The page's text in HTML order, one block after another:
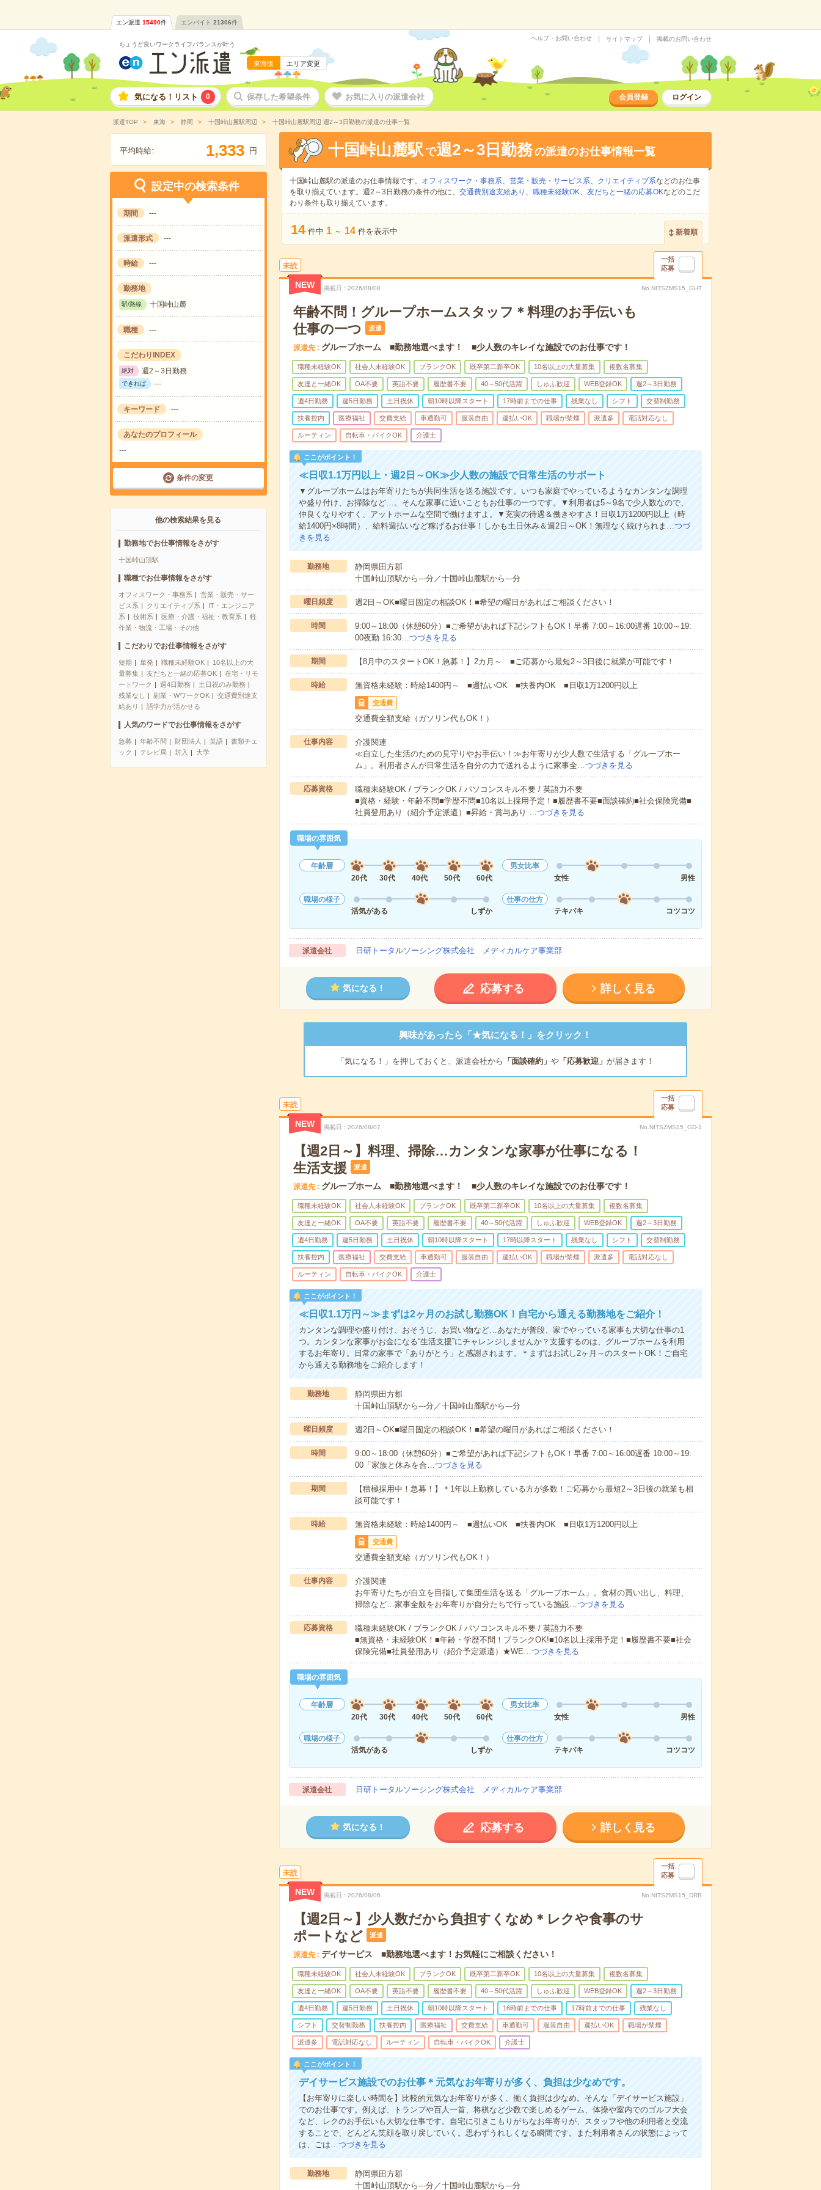
エン派遣 15490件 エンバイト 21306件
ちょうど良いワークライフバランスが叶う
東海版 エリア変更
ヘルプ・お問い合わせ サイトマップ 掲載のお問い合わせ
気になる！リスト 0 保存した希望条件 お気に入りの派遣会社 会員登録 ログイン
派遣TOP 東海 静岡 十国峠山麓駅周辺 十国峠山麓駅周辺 週2～3日勤務の派遣の仕事一覧
平均時給: 1,333 円
設定中の検索条件
期間 ---
派遣形式 ---
時給 ---
勤務地
駅/路線 十国峠山麓
職種 ---
こだわりINDEX
絶対 週2～3日勤務
できれば ---
キーワード ---
あなたのプロフィール
---
条件の変更
他の検索結果を見る
勤務地でお仕事情報をさがす
十国峠山頂駅
職種でお仕事情報をさがす
オフィスワーク・事務系
営業・販売・サー
ビス系
クリエイティブ系
IT・エンジニア
系
技術系 医療・介護・福祉・教育系
軽
作業・物流・工場・その他
こだわりでお仕事情報をさがす
短期 単発 職種未経験OK
10名以上の大
量募集
友だちと一緒の応募OK
在宅・リモ
ートワーク
週4日勤務
土日祝のみ勤務
残業なし
副業・WワークOK
交通費別途支
給あり
語学力が活かせる
人気のワードでお仕事情報をさがす
急募 年齢不問 財団法人 英語
書類チェ
ック
テレビ局 封入 大学
十国峠山麓駅 で週2～3日勤務の派遣のお仕事情報一覧
十国峠山麓駅の派遣のお仕事情報です。 オフィスワーク・事務系、 営業・販売・サービス系、 クリエイティブ系などのお仕事
を取り揃えています。週2～3日勤務の条件の他に、 交通費別途支給あり 、 職種未経験OK、 友だちと一緒の応募OKなどのこだ
わり条件も取り揃えています。
14 件中 1 ～ 14 件を表示中 新着順
未読
一括
応募
NEW 掲載日 2026/08/08 No.NITSZMS15_GHT
年齢不問！グループホームスタッフ＊料理のお手伝いも
仕事の一つ
派遣
派遣先 グループホーム ■勤務地選べます！ ■少人数のキレイな施設でのお仕事です！
職種未経験OK 社会人未経験OK ブランクOK 既卒第二新卒OK 10名以上の大量募集 複数名募集
友達と一緒OK OA不要 英語不要 履歴書不要 40～50代活躍 しゅふ歓迎 WEB登録OK 週2～3日勤務
週4日勤務 週5日勤務 土日祝休 朝10時以降スタート 17時前までの仕事 残業なし シフト 交替制勤務
扶養控内 医療福祉 交費支給 車通勤可 服装自由 週払いOK 職場が禁煙 派遣多 電話対応なし
ルーティン 自転車・バイクOK 介護士
ここがポイント！
≪日収1.1万円以上・週2日～OK≫少人数の施設で日常生活のサポート
▼グループホームはお年寄りたちが共同生活を送る施設です。いつも家庭でやっているようなカンタンな調理
や盛り付け、お掃除など…。そんな家事に近いこともお仕事の一つです。▼利用者は5～9名で少人数なので、
仲良くなりやすく、アットホームな空間で働けますよ。▼充実の待遇＆働きやすさ！日収1万1200円以上（時
給1400円×8時間）、給料週払いなど稼げるお仕事！しかも土日休み＆週2日～OK！無理なく続けられま…つづ
きを見る
勤務地
静岡県田方郡
十国峠山頂駅から---分／十国峠山麓駅から---分
曜日頻度 週2日～OK■曜日固定の相談OK！■希望の曜日があればご相談ください！
時間
9:00～18:00（休憩60分）■ご希望があれば下記シフトもOK！早番 7:00～16:00遅番 10:00～19:
00夜勤 16:30…つづきを見る
期間 【8月中のスタートOK！急募！】2カ月～ ■ご応募から最短2～3日後に就業が可能です！
時給 無資格未経験：時給1400円～ ■週払いOK ■扶養内OK ■日収1万1200円以上
交通費
交通費全額支給（ガソリン代もOK！）
仕事内容
介護関連
≪自立した生活のための見守りやお手伝い！≫お年寄りが少人数で生活する「グループホー
ム」。利用者さんが日常生活を自分の力で送れるように家事全…つづきを見る
応募資格
職種未経験OK / ブランクOK / パソコンスキル不要 / 英語力不要
■資格・経験・年齢不問■学歴不問■10名以上採用予定！■履歴書不要■面談確約■社会保険完備■
社員登用あり（紹介予定派遣）■昇給・賞与あり …つづきを見る
職場の雰囲気
年齢層
20代
30代 40代 50代 60代
男女比率
女性
男性
職場の様子
活気がある
しずか
仕事の仕方
テキパキ
コツコツ
派遣会社 日研トータルソーシング株式会社 メディカルケア事業部
気になる！ 応募する 詳しく見る
興味があったら「★気になる！」をクリック！
「気になる！」を押しておくと、派遣会社から 「面談確約」 や「応募歓迎」 が届きます！
未読
一括
応募
NEW 掲載日 2026/08/07 No.NITSZMS15_GD-1
【週2日～】料理、掃除…カンタンな家事が仕事になる！
生活支援
派遣
派遣先 グループホーム ■勤務地選べます！ ■少人数のキレイな施設でのお仕事です！
職種未経験OK 社会人未経験OK ブランクOK 既卒第二新卒OK 10名以上の大量募集 複数名募集
友達と一緒OK OA不要 英語不要 履歴書不要 40～50代活躍 しゅふ歓迎 WEB登録OK 週2～3日勤務
週4日勤務 週5日勤務 土日祝休 朝10時以降スタート 17時以降スタート 残業なし シフト 交替制勤務
扶養控内 医療福祉 交費支給 車通勤可 服装自由 週払いOK 職場が禁煙 派遣多 電話対応なし
ルーティン 自転車・バイクOK 介護士
ここがポイント！
≪日収1.1万円～≫まずは2ヶ月のお試し勤務OK！自宅から通える勤務地をご紹介！
カンタンな調理や盛り付け、おそうじ、お買い物など…あなたが普段、家でやっている家事も大切な仕事の1
つ。カンタンな家事がお金になる“生活支援”にチャレンジしませんか？支援するのは、グループホームを利用
するお年寄り。日常の家事で「ありがとう」と感謝されます。＊まずはお試し2ヶ月～のスタートOK！ご自宅
から通える勤務地をご紹介します！
勤務地
静岡県田方郡
十国峠山頂駅から---分／十国峠山麓駅から---分
曜日頻度 週2日～OK■曜日固定の相談OK！■希望の曜日があればご相談ください！
時間
9:00～18:00（休憩60分）■ご希望があれば下記シフトもOK！早番 7:00～16:00遅番 10:00～19:
00「家族と休みを合…つづきを見る
期間
【積極採用中！急募！】＊1年以上勤務している方が多数！ご応募から最短2～3日後の就業も相
談可能です！
時給 無資格未経験：時給1400円～ ■週払いOK ■扶養内OK ■日収1万1200円以上
交通費
交通費全額支給（ガソリン代もOK！）
仕事内容
介護関連
お年寄りたちが自立を目指して集団生活を送る「グループホーム」。食材の買い出し、料理、
掃除など…家事全般をお年寄りが自分たちで行っている施設…つづきを見る
応募資格
職種未経験OK / ブランクOK / パソコンスキル不要 / 英語力不要
■無資格・未経験OK！■年齢・学歴不問！ブランクOK!■10名以上採用予定！■履歴書不要■社会
保険完備■社員登用あり（紹介予定派遣）★WE…つづきを見る
職場の雰囲気
年齢層
20代
30代 40代 50代 60代
男女比率
女性
男性
職場の様子
活気がある
しずか
仕事の仕方
テキパキ
コツコツ
派遣会社 日研トータルソーシング株式会社 メディカルケア事業部
気になる！ 応募する 詳しく見る
未読
一括
応募
NEW 掲載日 2026/08/06 No.NITSZMS15_DRB
【週2日～】少人数だから負担すくなめ＊レクや食事のサ
ポートなど
派遣
派遣先 デイサービス ■勤務地選べます！お気軽にご相談ください！
職種未経験OK 社会人未経験OK ブランクOK 既卒第二新卒OK 10名以上の大量募集 複数名募集
友達と一緒OK OA不要 英語不要 履歴書不要 40～50代活躍 しゅふ歓迎 WEB登録OK 週2～3日勤務
週4日勤務 週5日勤務 土日祝休 朝10時以降スタート 16時前までの仕事 17時前までの仕事 残業なし
シフト 交替制勤務 扶養控内 医療福祉 交費支給 車通勤可 服装自由 週払いOK 職場が禁煙
派遣多 電話対応なし ルーティン 自転車・バイクOK 介護士
ここがポイント！
デイサービス施設でのお仕事＊元気なお年寄りが多く、負担は少なめです。
【お年寄りに楽しい時間を】比較的元気なお年寄りが多く、働く負担は少なめ。そんな「デイサービス施設」
でのお仕事です。例えば、トランプや百人一首、将棋など少数で楽しめるゲーム、体操や室内でのゴルフ大会
など、レクのお手伝いも大切な仕事です。自宅に引きこもりがちなお年寄りが、スタッフや他の利用者と交流
することで、どんどん笑顔を取り戻していく。思わずうれしくなる瞬間です。また利用者さんの状態によって
は、ごは…つづきを見る
勤務地
静岡県田方郡
十国峠山頂駅から---分／十国峠山麓駅から---分